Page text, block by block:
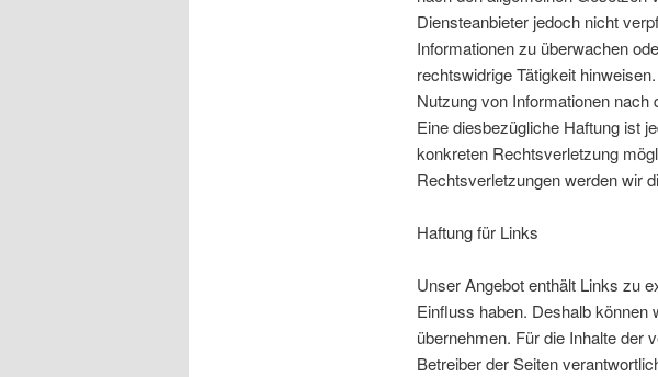
Diensteanbieter jedoch nicht
Informationen zu überwachen
rechtswidrige Tätigkeit
Nutzung von Informationen nach
Eine diesbezügliche Haftung ist
konkreten Rechtsverletzung
Rechtsverletzungen werden wir
Haftung für Links
Unser Angebot enthält Links zu
Einfluss haben. Deshalb können
übernehmen. Für die Inhalte der
Betreiber der Seiten